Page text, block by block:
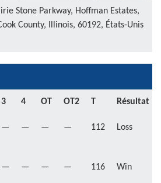
Stone Parkway, Hoffman Estates,
County, Illinois, 60192, États-Unis
3 4 OT OT2 T Résultat
— — — — 112 Loss
— — — — 116 Win